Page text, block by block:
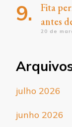
Fita
antes
20 de
julho 2026
junho 2026